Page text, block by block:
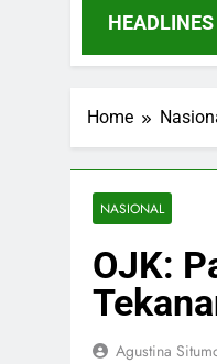
HEADLINES
Home
NASIONAL
OJK:
Agustina